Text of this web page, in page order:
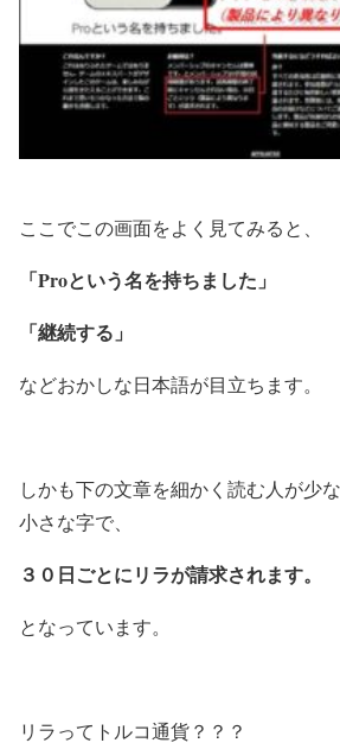
ここでこの画面をよく見てみると、
「Proという名を持ちました」
「継続する」
などおかしな日本語が目立ちます。
しかも下の文章を細かく読む人が少
小さな字で、
３０日ごとにリラが請求されます。
となっています。
リラってトルコ通貨？？？